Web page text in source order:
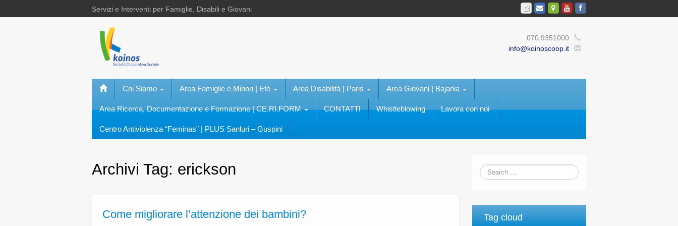
Servizi e Interventi per Famiglie, Disabili e Giovani
070.9351000
info@koinoscoop.it
Chi Siamo Area Famiglie e Minori | Efè Area Disabilità | Paris Area Giovani | Bajania
Area Ricerca, Documentazione e Formazione | CE.RI.FORM CONTATTI Whistleblowing Lavora con noi
Centro Antiviolenza “Feminas” | PLUS Sanluri – Guspini
Archivi Tag: erickson
Come migliorare l’attenzione dei bambini? Tag cloud